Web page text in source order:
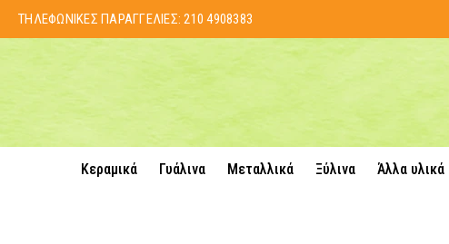
ΤΗΛΕΦΩΝΙΚΕΣ ΠΑΡΑΓΓΕΛΙΕΣ:210 4908383
Κεραμικά Γυάλινα Μεταλλικά Ξύλινα Άλλα υλικά